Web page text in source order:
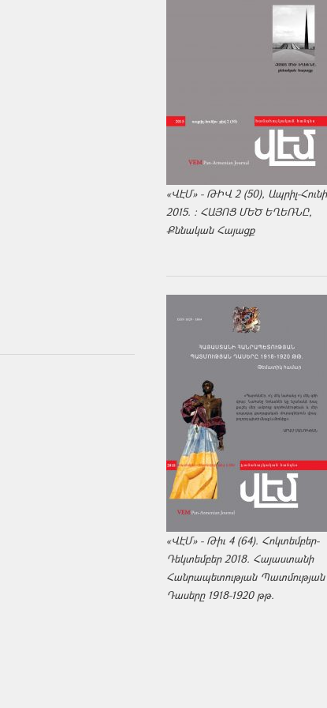
«ՎԷՄ» - ԹԻՎ 2 (50), Ապրիլ-
2015. : ՀԱՅՈՑ ՄԵԾ ԵՂԵՌՆԸ,
Քննական Հայացք
«ՎԷՄ» - Թիւ 4 (64). Հոկտեմբեր-
Դեկտեմբեր 2018. Հայաստանի
Հանրապետության Պատմության
Դասերը 1918-1920 թթ.